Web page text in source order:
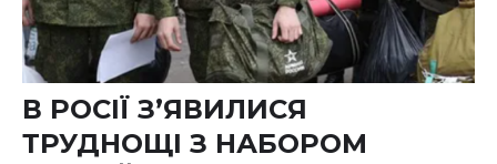
В РОСІЇ З’ЯВИЛИСЯ
ТРУДНОЩІ З НАБОРОМ